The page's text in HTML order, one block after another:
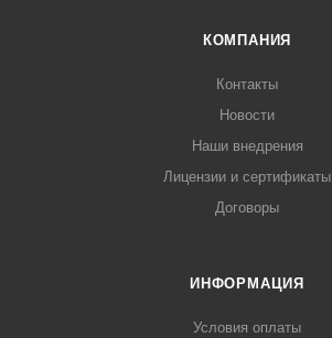
КОМПАНИЯ
Контакты
Новости
Наши внедрения
Лицензии и сертификаты
Договоры
ИНФОРМАЦИЯ
Условия оплаты